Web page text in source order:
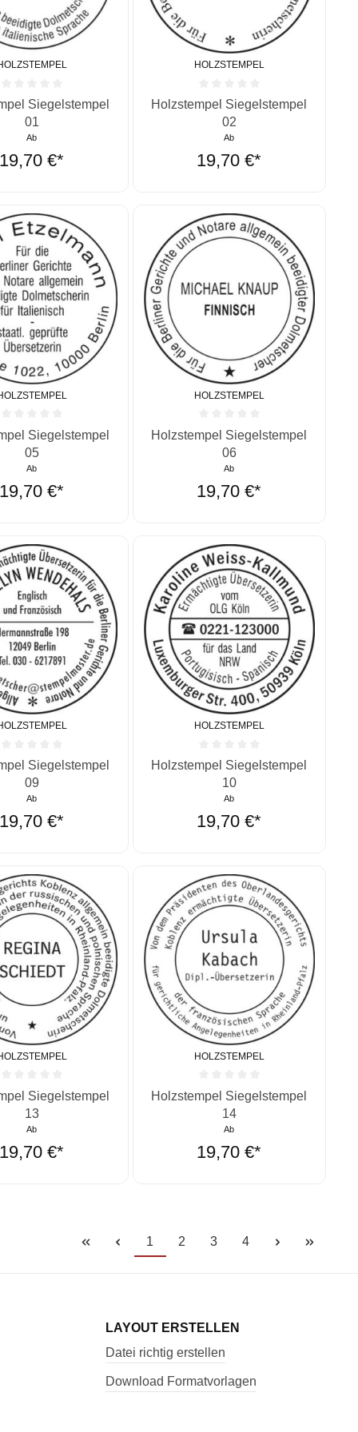
Bewertung von 0 von 5 Sternen
Siegelstempel
01
Ab
19,70 €*
HOLZSTEMPEL
Durchschnittliche Bewertung von 0
Holzstempel Siegelstempel
02
Ab
19,70 €*
Bewertung von 0 von 5 Sternen
Siegelstempel
05
Ab
19,70 €*
HOLZSTEMPEL
Durchschnittliche Bewertung von 0
Holzstempel Siegelstempel
06
Ab
19,70 €*
Bewertung von 0 von 5 Sternen
Siegelstempel
09
Ab
19,70 €*
HOLZSTEMPEL
Durchschnittliche Bewertung von 0
Holzstempel Siegelstempel
10
Ab
19,70 €*
Bewertung von 0 von 5 Sternen
Siegelstempel
13
Ab
19,70 €*
HOLZSTEMPEL
Durchschnittliche Bewertung von 0
Holzstempel Siegelstempel
14
Ab
19,70 €*
1 2 3 4
LAYOUT ERSTELLEN
Datei richtig erstellen
Download Formatvorlagen